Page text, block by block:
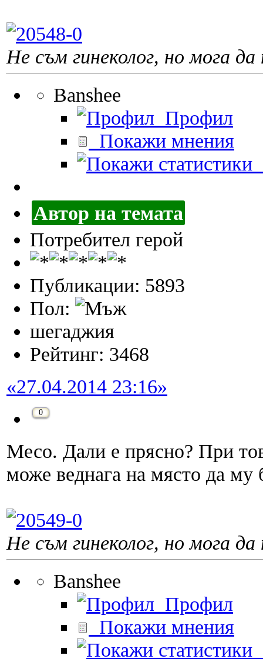
Не съм гинеколог, но мога да
Banshee
Профил
Покажи мнения
Автор на темата
Потребител герой
Публикации: 5893
Пол:
шегаджия
Рейтинг: 3468
«27.04.2014 23:16»
0
Месо. Дали е прясно? При
може веднага на място да му
Не съм гинеколог, но мога да
Banshee
Профил
Покажи мнения